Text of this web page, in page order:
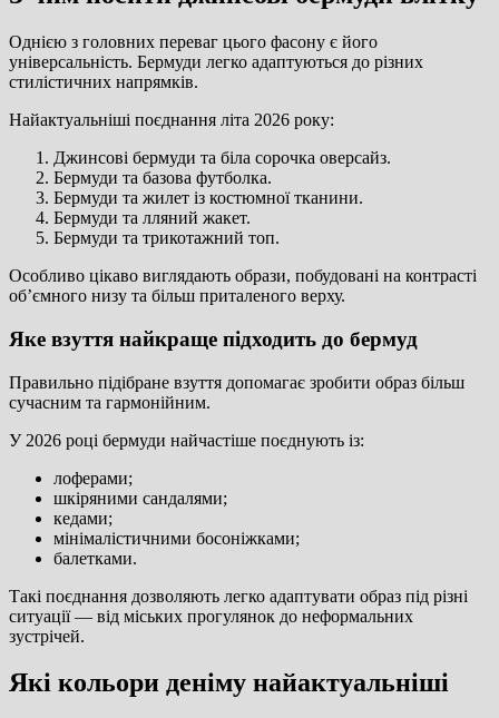
Однією з головних переваг цього фасону є його
універсальність. Бермуди легко адаптуються до різних
стилістичних напрямків.
Найактуальніші поєднання літа 2026 року:
Джинсові бермуди та біла сорочка оверсайз.
Бермуди та базова футболка.
Бермуди та жилет із костюмної тканини.
Бермуди та лляний жакет.
Бермуди та трикотажний топ.
Особливо цікаво виглядають образи, побудовані на контрасті
об’ємного низу та більш приталеного верху.
Яке взуття найкраще підходить до бермуд
Правильно підібране взуття допомагає зробити образ більш
сучасним та гармонійним.
У 2026 році бермуди найчастіше поєднують із:
лоферами;
шкіряними сандалями;
кедами;
мінімалістичними босоніжками;
балетками.
Такі поєднання дозволяють легко адаптувати образ під різні
ситуації — від міських прогулянок до неформальних
зустрічей.
Які кольори деніму найактуальніші